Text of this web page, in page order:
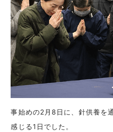
事始めの2月8日に、針供養を
感じる1日でした。